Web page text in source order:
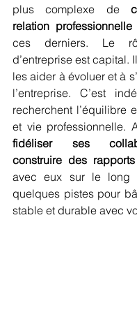
plus complexe de
relation professionnelle
ces derniers. Le
d’entreprise est capital.
les aider à évoluer et à
l’entreprise. C’est
recherchent l’équilibre
fidéliser ses
construire des
avec eux sur le long
quelques pistes pour
stable et durable avec